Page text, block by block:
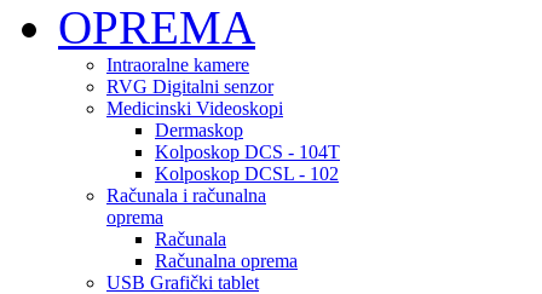
OPREMA
Intraoralne kamere
RVG Digitalni senzor
Medicinski Videoskopi
Dermaskop
Kolposkop DCS - 104T
Kolposkop DCSL - 102
Računala i računalna
oprema
Računala
Računalna oprema
USB Grafički tablet